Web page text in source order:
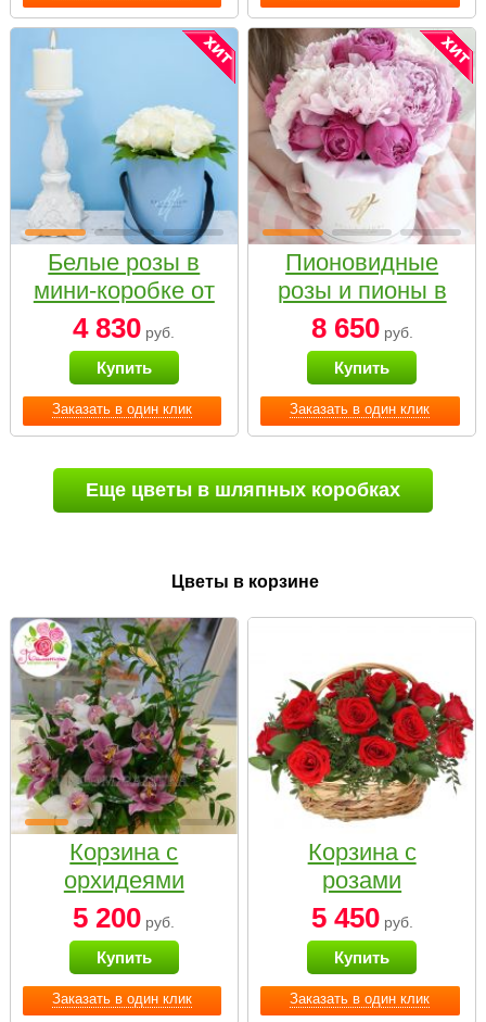
Заказать в один клик
Белые розы в
мини-коробке от
Bella Fiori
4 830 руб.
Купить
Заказать в один клик
Пионовидные
розы и пионы в
белой коробке
Small
8 650руб.
Купить
Еще цветы в шляпных коробках
Цветы в корзине
Заказать в один клик
Корзина с
орхидеями
малая
5 200 руб.
Купить
Заказать в один клик
Корзина с
розами
«Красный
Париж»
5 450руб.
Купить